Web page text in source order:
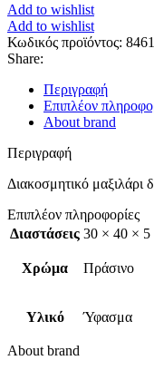
Add to wishlist
Add to wishlist
Κωδικός προϊόντος:
Share:
Περιγραφή
Επιπλέον
About brand
Περιγραφή
Διακοσμητικό
Επιπλέον πληροφορίες
Διαστάσεις 30 × 40 × 5
Χρώμα Πράσινο
Υλικό Ύφασμα
About brand